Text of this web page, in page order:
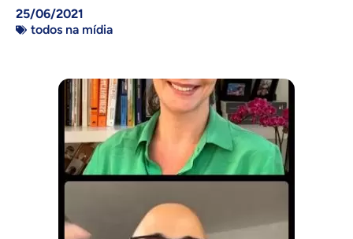
25/06/2021
todos na mídia